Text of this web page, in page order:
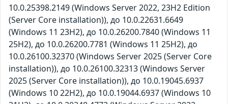
10.0.25398.2149 (Windows Server 2022, 23H2 Edition
(Server Core installation)), до 10.0.22631.6649
(Windows 11 23H2), до 10.0.26200.7840 (Windows 11
25H2), до 10.0.26200.7781 (Windows 11 25H2), до
10.0.26100.32370 (Windows Server 2025 (Server Core
installation)), до 10.0.26100.32313 (Windows Server
2025 (Server Core installation)), до 10.0.19045.6937
(Windows 10 22H2), до 10.0.19044.6937 (Windows 10